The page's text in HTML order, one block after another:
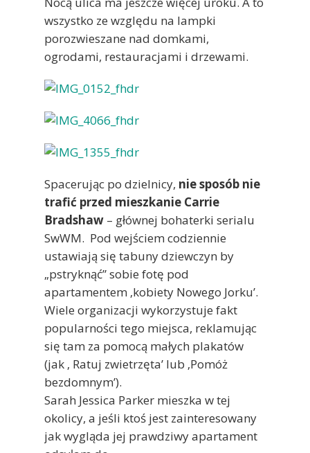
wszystko ze względu na lampki
porozwieszane nad domkami,
ogrodami, restauracjami i drzewami.
Spacerując po dzielnicy, nie sposób nie
trafić przed mieszkanie Carrie
Bradshaw – głównej bohaterki serialu
SwWM. Pod wejściem codziennie
ustawiają się tabuny dziewczyn by
„pstryknąć” sobie fotę pod
apartamentem ‚kobiety Nowego Jorku’.
Wiele organizacji wykorzystuje fakt
popularności tego miejsca, reklamując
się tam za pomocą małych plakatów
(jak ‚ Ratuj zwietrzęta’ lub ‚Pomóż
bezdomnym’).
Sarah Jessica Parker mieszka w tej
okolicy, a jeśli ktoś jest zainteresowany
jak wygląda jej prawdziwy apartament